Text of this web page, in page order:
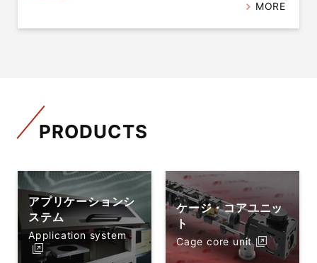
MORE
PRODUCTS
アプリケーションシ
ステム
Application system
ケージ・コアユニッ
ト
Cage core unit